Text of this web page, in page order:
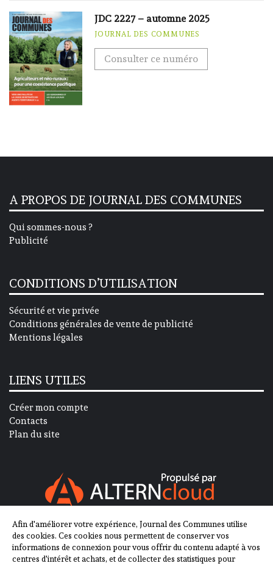
JDC 2227 – automne 2025
JOURNAL DES COMMUNES
Consulter ce numéro
A PROPOS DE JOURNAL DES COMMUNES
Qui sommes-nous ?
Publicité
CONDITIONS D’UTILISATION
Sécurité et vie privée
Conditions générales de vente de publicité
Mentions légales
LIENS UTILES
Créer mon compte
Contacts
Plan du site
SUIVEZ-NOUS SUR
Afin d'améliorer votre expérience, Journal des Communes utilise
des cookies. Ces cookies nous permettent de conserver vos
informations de connexion pour vous offrir du contenu adapté à vos
centres d'intérêt et achats, et de collecter des statistiques pour